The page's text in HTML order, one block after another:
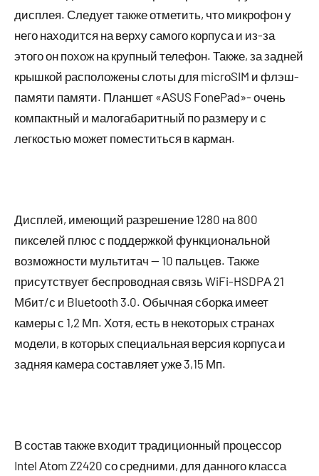
дисплея. Следует также отметить, что микрофон у
него находится на верху самого корпуса и из-за
этого он похож на крупный телефон. Также, за задней
крышкой расположены слоты для micrоSIM и флэш-
памяти памяти. Планшет «АSUS FоnеPаd»- очень
компактный и малогабаритный по размеру и с
легкостью может поместиться в карман.
Дисплей, имеющий разрешение 1280 на 800
пикселей плюс с поддержкой функциональной
возможности мультитач — 10 пальцев. Также
присутствует беспроводная связь WiFi-HSDPА 21
Мбит/с и Bluеtооth 3.0. Обычная сборка имеет
камеры с 1,2 Мп. Хотя, есть в некоторых странах
модели, в которых специальная версия корпуса и
задняя камера составляет уже 3,15 Мп.
В состав также входит традиционный процессор
Intеl Аtоm Z2420 со средними, для данного класса